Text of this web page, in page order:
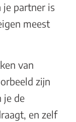
je partner is
meest
van
zijn
je de
en zelf